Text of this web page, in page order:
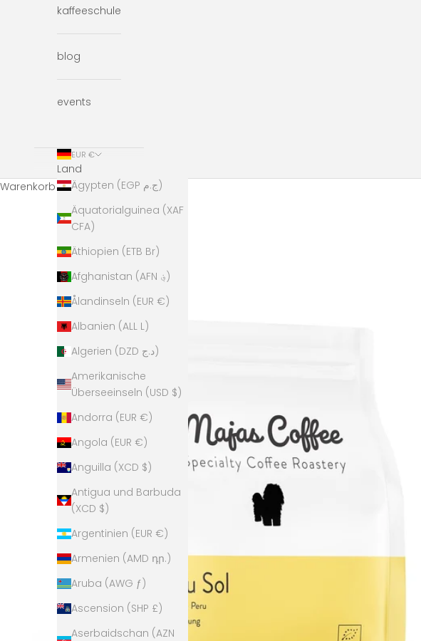
kaffeeschule
blog
events
EUR €
Land
Ägypten (EGP ج.م)
Äquatorialguinea (XAF
CFA)
Äthiopien (ETB Br)
Afghanistan (AFN ؋)
Ålandinseln (EUR €)
Albanien (ALL L)
Algerien (DZD د.ج)
Amerikanische
Überseeinseln (USD $)
Andorra (EUR €)
Angola (EUR €)
Anguilla (XCD $)
Antigua und Barbuda
(XCD $)
Argentinien (EUR €)
Armenien (AMD դր.)
Aruba (AWG ƒ)
Ascension (SHP £)
Aserbaidschan (AZN
Warenkorb